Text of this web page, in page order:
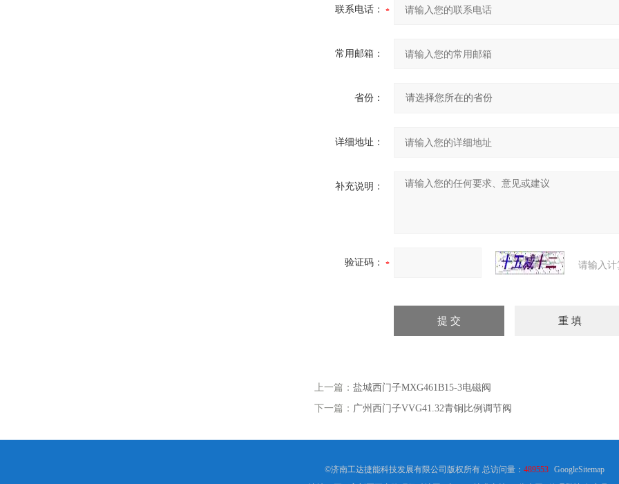
联系电话：
常用邮箱：
省份：
详细地址：
补充说明：
验证码： 请输入
上一篇： 盐城西门子MXG461B15-3电磁阀
下一篇： 广州西门子VVG41.32青铜比例调节阀
©济南工达捷能科技发展有限公司版权所有 总访问量： 489553
GoogleSitemap